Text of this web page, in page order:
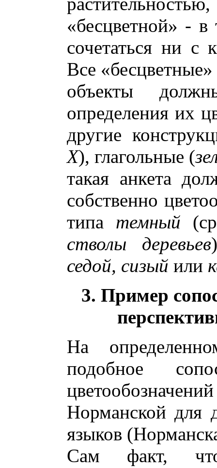
«бесцветной» -
сочетаться ни с
Все
объекты
определения их
другие
Х), глагольные (
такая анкета
собственно
типа темный
стволы деревьев
седой, сизый или
3. Пример
На
подобное
Норманской для
языков
Сам факт, что